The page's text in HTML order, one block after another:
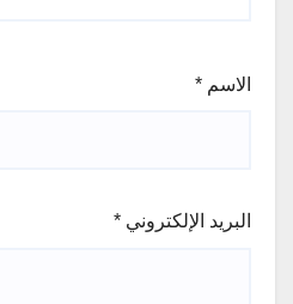
الاسم *
البريد الإلكتروني *